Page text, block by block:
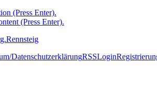
(Press Enter).
(Press Enter).
DatenschutzerklärungRSSLogin